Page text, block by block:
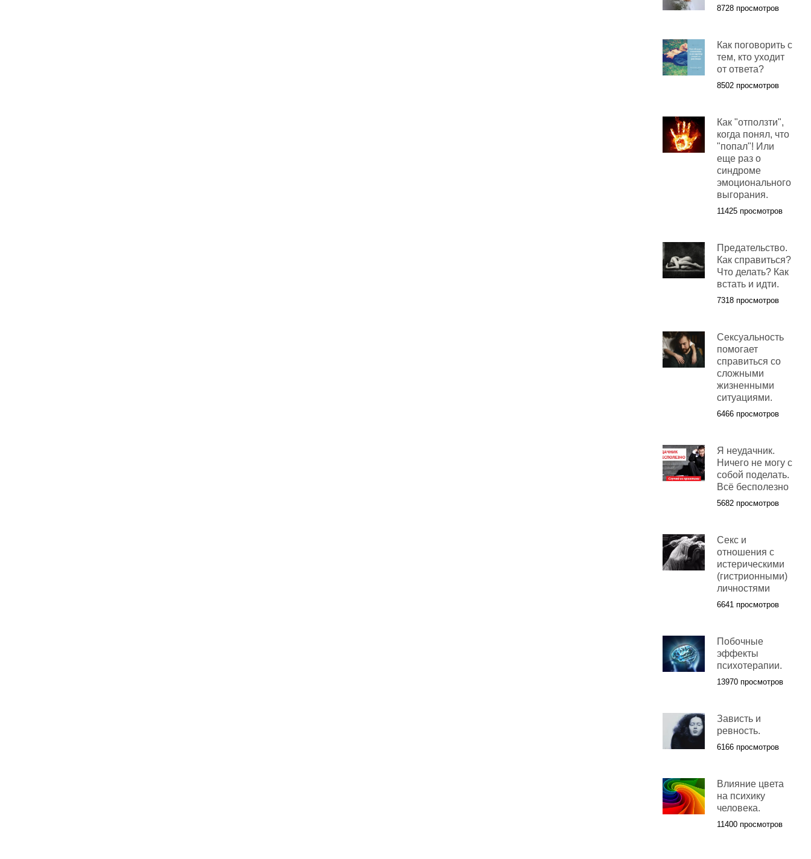
8728 просмотров
Как поговорить с
тем, кто уходит
от ответа?
8502 просмотров
Как "отползти",
когда понял, что
"попал"! Или
еще раз о
синдроме
эмоционального
выгорания.
11425 просмотров
Предательство.
Как справиться?
Что делать? Как
встать и идти.
7318 просмотров
Сексуальность
помогает
справиться со
сложными
жизненными
ситуациями.
6466 просмотров
Я неудачник.
Ничего не могу с
собой поделать.
Всё бесполезно
5682 просмотров
Секс и
отношения с
истерическими
(гистрионными)
личностями
6641 просмотров
Побочные
эффекты
психотерапии.
13970 просмотров
Зависть и
ревность.
6166 просмотров
Влияние цвета
на психику
человека.
11400 просмотров